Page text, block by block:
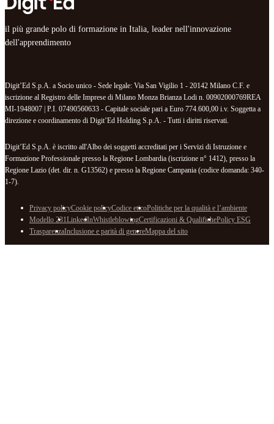
il più grande polo di formazione in Italia, leader nell'innovazione
dell'apprendimento
Digit’Ed S.p.A. a Socio unico - Sede legale: Via San Vigilio 1 - 20142 Milano C.F. e
iscrizione al Registro delle Imprese di Milano Monza Brianza Lodi n. 00902000769REA
MI-1948007 | P.I. 07490560633 - Capitale sociale pari a Euro 774.600,00 i.v. Soggetta a
direzione e coordinamento di Digit’Ed Holding S.p.A. - Tutti i diritti riservati.
Digit’Ed S.p.A. è iscritto all'Albo dei soggetti accreditati per i Servizi di Istruzione e
Formazione Professionale presso la Regione Lombardia (iscrizione n° 1412), presso la
Regione Lazio (det. dir. n. G13562) e presso la Regione Campania (codice domanda: 340-
1-7).
Privacy policyCookie policyCodice eticoPolitiche per la qualità e l’ambiente
Modello 231LinkedInWhistleblowingCertificazioni & QualifichePolicy ESG
TrasparenzaInclusione e parità di genereMappa del sito